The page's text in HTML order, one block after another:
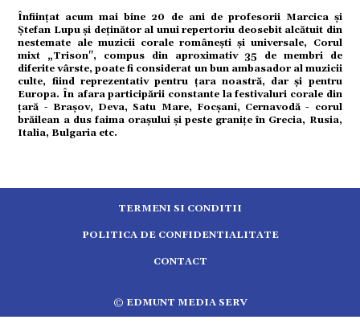
5.2489
Înființat acum mai bine 20 de ani de profesorii Marcica și
Ștefan Lupu și deținător al unui repertoriu deosebit alcătuit din
nestemate ale muzicii corale românești și universale, Corul
mixt „Trison", compus din aproximativ 35 de membri de
diferite vârste, poate fi considerat un bun ambasador al muzicii
culte, fiind reprezentativ pentru țara noastră, dar și pentru
Europa. În afara participării constante la festivaluri corale din
țară - Brașov, Deva, Satu Mare, Focșani, Cernavodă - corul
brăilean a dus faima orașului și peste granițe în Grecia, Rusia,
Italia, Bulgaria etc.
TERMENI SI CONDITII
POLITICA DE CONFIDENTIALITATE
CONTACT
© EDMUNT MEDIA SERV